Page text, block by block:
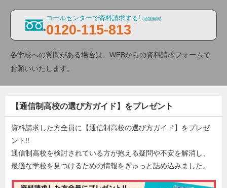
コールセンターで資料請求する! (通話無料)
0120-115-813
各学校への質問がある場合は、WEBからの資料請求フォームで
お願いいたします。
【通信制高校の選び方ガイド】をプレゼント
資料請求した方全員に【通信制高校の選び方ガイド】をプレゼ
ント!!
通信制高校を検討されている方が抱える疑問や不安を解消し、
最適な学校を見つけるための情報をぎゅっと詰め込みました。